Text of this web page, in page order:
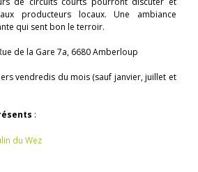
producteurs locaux. Une ambiance
qui sent bon le terroir.
de la Gare 7a, 6680 Amberloup
vendredis du mois (sauf janvier, juillet et
:
du Wez